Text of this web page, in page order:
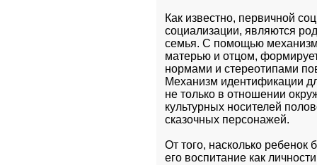
Как известно, первичной
социализации, являются
семья. С помощью
матерью и отцом,
нормами и стереотипами
Механизм идентификации
не только в отношении
культурных носителей
сказочных персонажей.
От того, насколько ребенок
его воспитание как